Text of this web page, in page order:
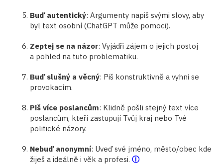
Buď autentický: Argumenty napiš svými slovy, aby
byl text osobní (ChatGPT může pomoci).
Zeptej se na názor: Vyjádři zájem o jejich postoj
a pohled na tuto problematiku.
Buď slušný a věcný: Piš konstruktivně a vyhni se
provokacím.
Piš více poslancům: Klidně pošli stejný text více
poslancům, kteří zastupují Tvůj kraj nebo Tvé
politické názory.
Nebuď anonymní: Uveď své jméno, město/obec kde
žiješ a ideálně i věk a profesi. ⓘ